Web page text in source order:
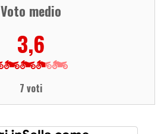
Voto medio
3,6
7 voti